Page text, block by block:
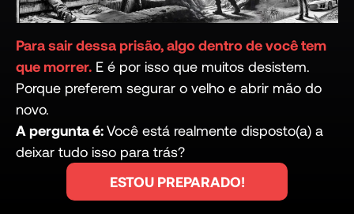
Para sair dessa prisão, algo dentro de você tem
que morrer. E é por isso que muitos desistem.
Porque preferem segurar o velho e abrir mão do
novo.
A pergunta é:Você está realmente disposto(a) a
deixar tudo isso para trás?
ESTOU PREPARADO!